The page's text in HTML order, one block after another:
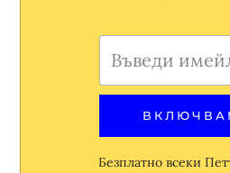
Безплатно всеки